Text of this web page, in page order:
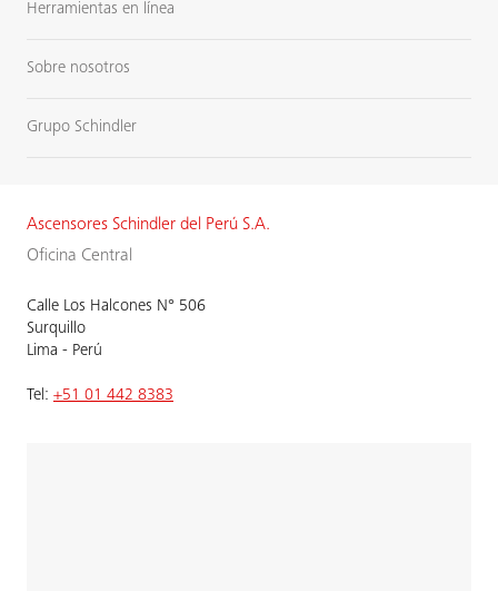
Herramientas en línea
Sobre nosotros
Grupo Schindler
Ascensores Schindler del Perú S.A.
Oficina Central
Calle Los Halcones N° 506
Surquillo
Lima - Perú
Tel: +51 01 442 8383